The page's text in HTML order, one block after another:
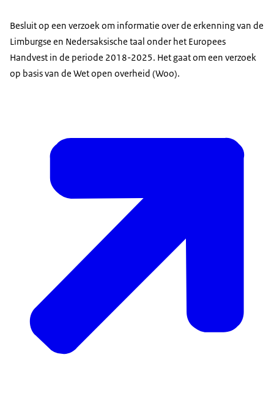
Besluit op een verzoek om informatie over de erkenning van de
Limburgse en Nedersaksische taal onder het Europees
Handvest in de periode 2018-2025. Het gaat om een verzoek
op basis van de Wet open overheid (Woo).